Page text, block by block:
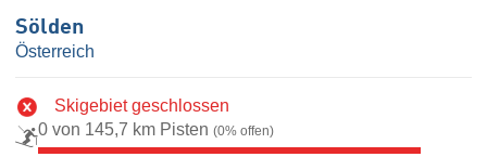
Sölden
Österreich
Skigebiet geschlossen
0 von 145,7 km Pisten (0% offen)